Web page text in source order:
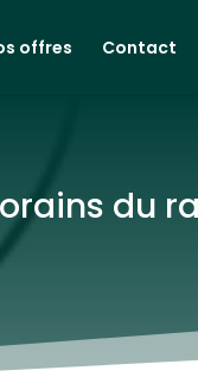
offres Contact
du